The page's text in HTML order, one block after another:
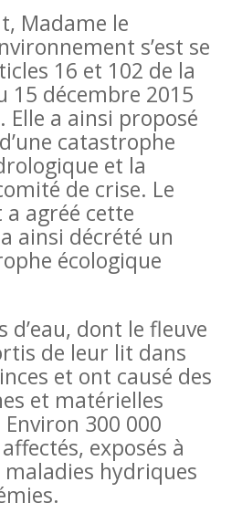
Madame le
s’est se
16 et 102 de la
15 décembre 2015
Elle a ainsi proposé
catastrophe
et la
de crise. Le
agréé cette
ainsi décrété un
écologique
d’eau, dont le fleuve
de leur lit dans
et ont causé des
et matérielles
300 000
exposés à
maladies hydriques